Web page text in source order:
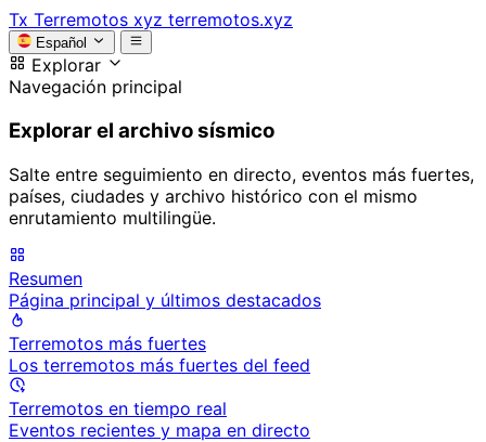
Tx Terremotos xyz terremotos.xyz
Español
Explorar
Navegación principal
Explorar el archivo sísmico
Salte entre seguimiento en directo, eventos más fuertes,
países, ciudades y archivo histórico con el mismo
enrutamiento multilingüe.
Resumen
Página principal y últimos destacados
Terremotos más fuertes
Los terremotos más fuertes del feed
Terremotos en tiempo real
Eventos recientes y mapa en directo